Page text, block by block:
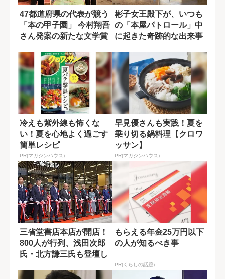
47都道府県の代表が競う
「本の甲子園」 今村翔吾
さん発案の新たな文学賞
彬子女王殿下が、いつも
の「本屋パトロール」中
に起きた奇跡的な出来事
冷えも紫外線も怖くな
い！夏を心地よく過ごす
簡単レシピ
PR(マガジンハウス)
早見優さんも実践！夏を
乗り切る鍋料理【クロワ
ッサン】
PR(マガジンハウス)
三省堂書店本店が開店！
800人が行列、浅田次郎
氏・北方謙三氏も登壇し
もらえる年金25万円以下
の人が知るべき事
PR(くらしの話題)